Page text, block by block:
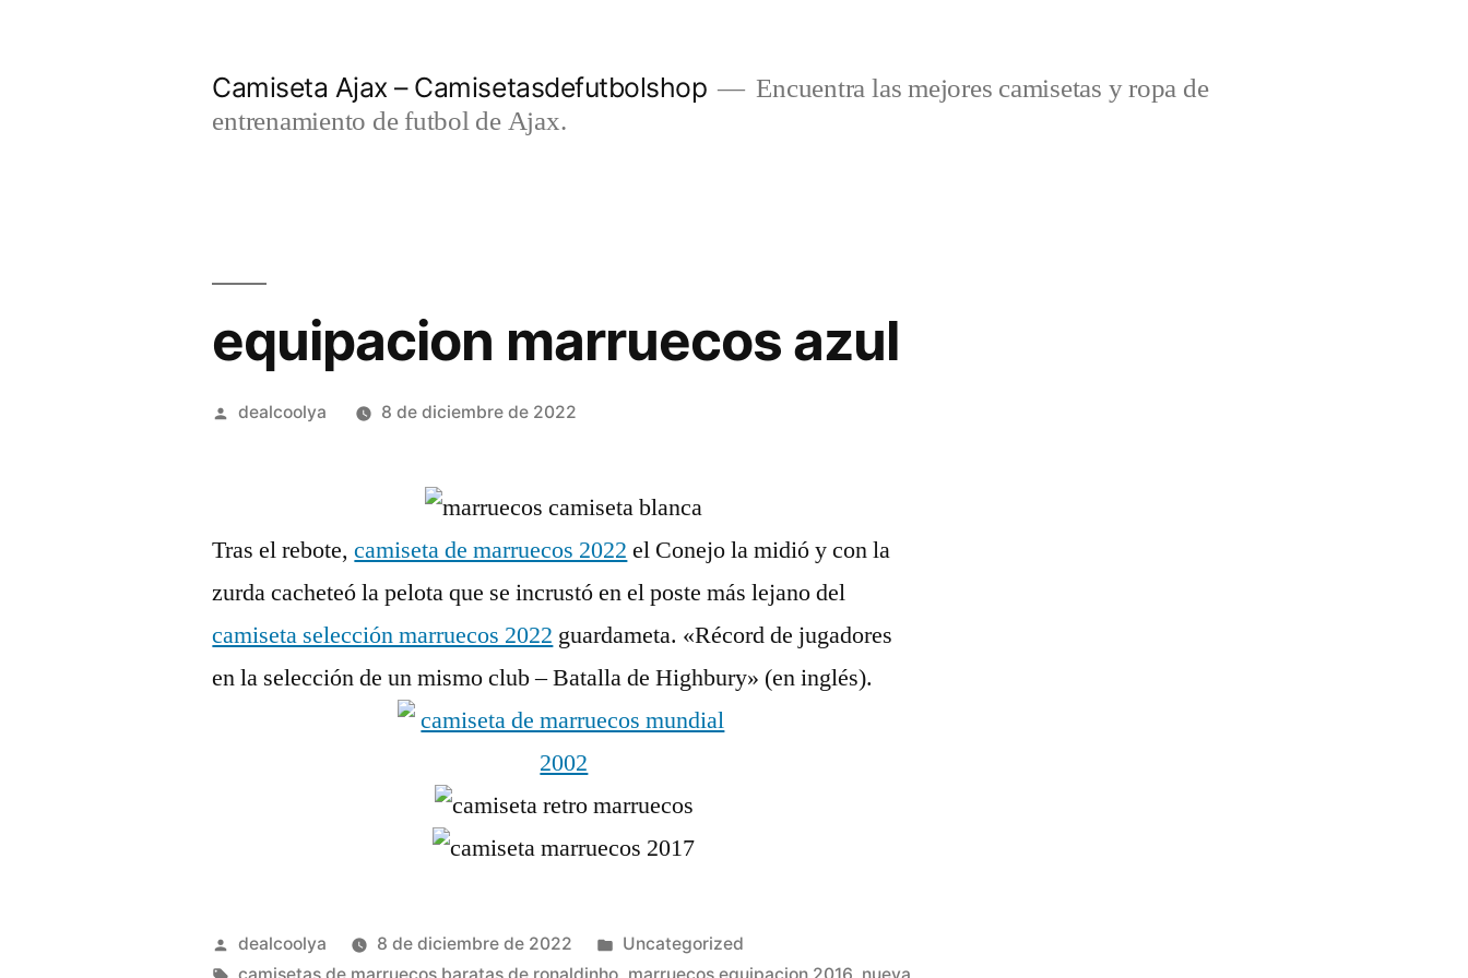
Camiseta Ajax – Camisetasdefutbolshop
Encuentra las mejores camisetas y ropa de
entrenamiento de futbol de Ajax.
equipacion marruecos azul
Publicado
dealcoolya 8 de diciembre de 2022
Tras el rebote,camiseta de marruecos 2022 el Conejo la midió y con la
zurda cacheteó la pelota que se incrustó en el poste más lejano del
camiseta selección marruecos 2022 guardameta. «Récord de jugadores
en la selección de un mismo club – Batalla de Highbury» (en inglés).
Publicado
por
dealcoolya 8 de diciembre de 2022
Publicado
en
Uncategorized
Etiquetas: